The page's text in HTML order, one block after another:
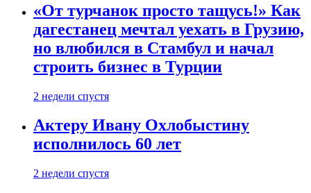
«От турчанок просто тащусь!» Как
дагестанец мечтал уехать в Грузию,
но влюбился в Стамбул и начал
строить бизнес в Турции
2 недели спустя
Актеру Ивану Охлобыстину
исполнилось 60 лет
2 недели спустя